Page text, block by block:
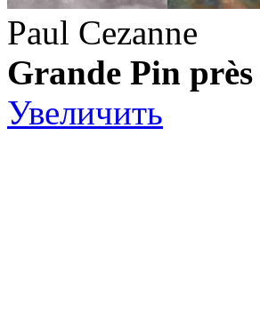
Paul Cezanne
Grande Pin
Увеличить